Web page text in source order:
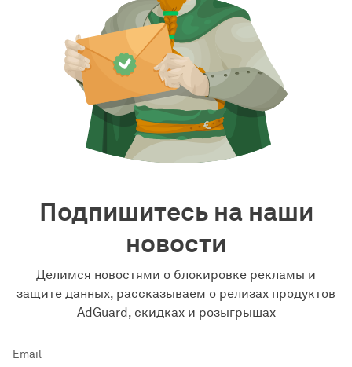
Подпишитесь на наши
новости
Делимся новостями о блокировке рекламы и
защите данных, рассказываем о релизах продуктов
AdGuard, скидках и розыгрышах
Email